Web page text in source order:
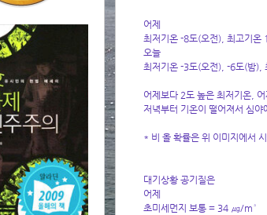
어제
최저기온 -8도(오전), 최고기온
오늘
최저기온 -3도(오전), -6도(밤),
어제보다 2도 높은 최저기온,
저녁부터 기온이 떨어져서 심
* 비 올 확률은 위 이미지에서
대기상황 공기질은
어제
초미세먼지 보통 = 34 ㎍/m³